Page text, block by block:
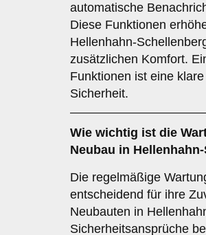
automatische
Diese Funktionen
Hellenhahn-
zusätzlichen Komfort.
Funktionen ist eine
Sicherheit.
Wie wichtig ist die
Neubau in
Die regelmäßige
entscheidend für ihre
Neubauten in
Sicherheitsansprüche